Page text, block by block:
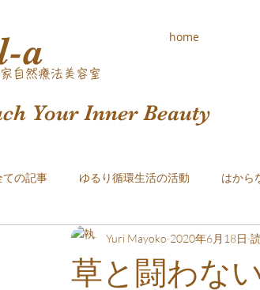
a home
自然療法美容室
Your Inner Beauty
ての記事 ゆるり循環生活の活動 はから
おしゃれな白髪染め
草と闘わな
Yuri Mayoko 2020年6月18日